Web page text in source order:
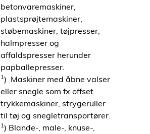
betonvaremaskiner,
plastsprøjtemaskiner,
støbemaskiner, tøjpresser,
halmpresser og
affaldspresser herunder
papballepresser.
1) Maskiner med åbne valser
eller snegle som fx offset
trykkemaskiner, strygeruller
til tøj og snegletransportører.
1) Blande-, male-, knuse-,